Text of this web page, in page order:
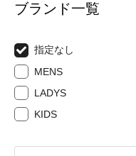
ブランド一覧
指定なし
MENS
LADYS
KIDS